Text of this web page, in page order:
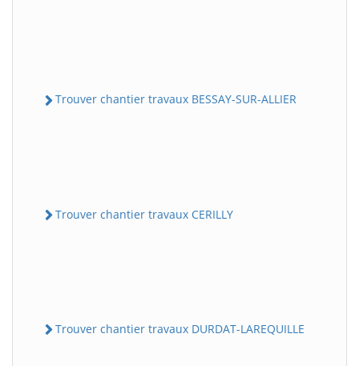
Trouver chantier travaux BESSAY-SUR-ALLIER
Trouver chantier travaux CERILLY
Trouver chantier travaux DURDAT-LAREQUILLE